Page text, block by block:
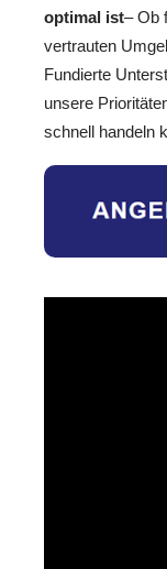
optimal ist– Ob
vertrauten
Fundierte
unsere
schnell handeln